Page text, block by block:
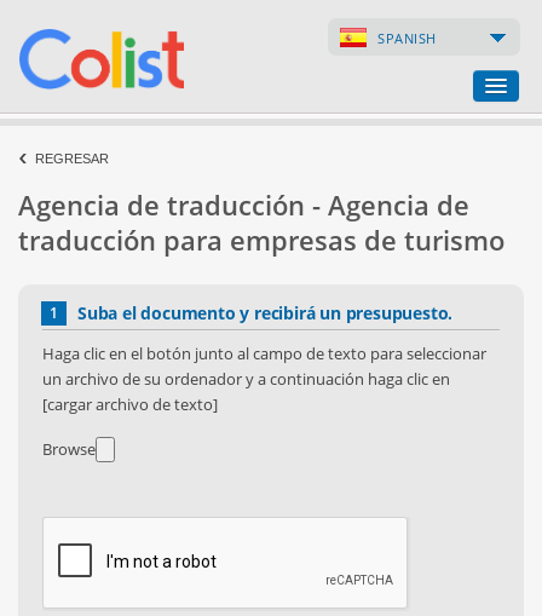
SPANISH
Agencia de traducción
Índice de empresas
Tiendas en internet
REGRESAR
Agencia de traducción - Agencia de
traducción para empresas de turismo
1 Suba el documento y recibirá un presupuesto.
Haga clic en el botón junto al campo de texto para seleccionar
un archivo de su ordenador y a continuación haga clic en
[cargar archivo de texto]
Browse